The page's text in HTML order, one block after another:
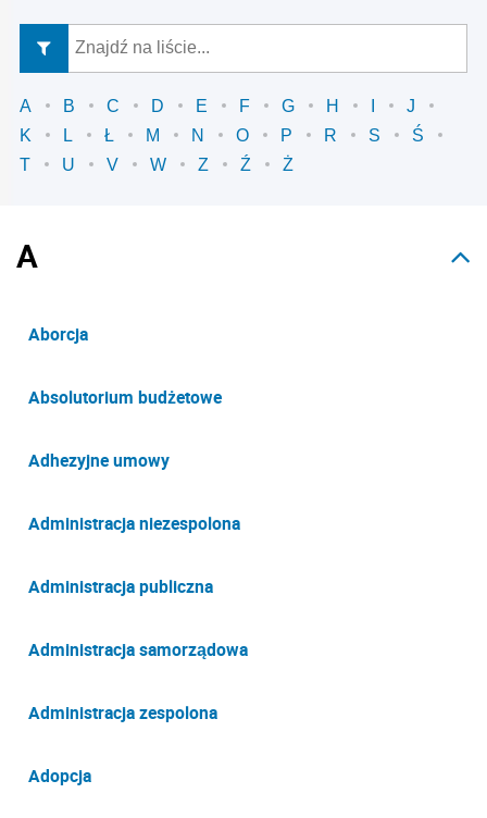
A B C D E F G H
J
K
L Ł M N O P R S
Ś
T
U V W Z Ź Ż
A
Aborcja
Absolutorium budżetowe
Adhezyjne umowy
Administracja niezespolona
Administracja publiczna
Administracja samorządowa
Administracja zespolona
Adopcja